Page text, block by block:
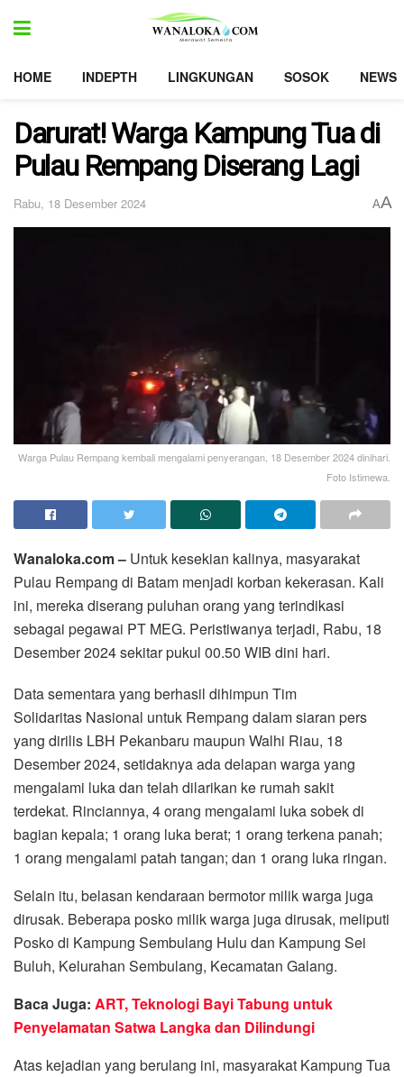
HOME INDEPTH LINGKUNGAN SOSOK NEWS
Darurat! Warga Kampung Tua di
Pulau Rempang Diserang Lagi
Rabu, 18 Desember 2024 AA
Warga Pulau Rempang kembali mengalami penyerangan, 18 Desember 2024 dinihari.
Foto Istimewa.
Wanaloka.com – Untuk kesekian kalinya, masyarakat
Pulau Rempang di Batam menjadi korban kekerasan. Kali
ini, mereka diserang puluhan orang yang terindikasi
sebagai pegawai PT MEG. Peristiwanya terjadi, Rabu, 18
Desember 2024 sekitar pukul 00.50 WIB dini hari.
Data sementara yang berhasil dihimpun Tim
Solidaritas Nasional untuk Rempang dalam siaran pers
yang dirilis LBH Pekanbaru maupun Walhi Riau, 18
Desember 2024, setidaknya ada delapan warga yang
mengalami luka dan telah dilarikan ke rumah sakit
terdekat. Rinciannya, 4 orang mengalami luka sobek di
bagian kepala; 1 orang luka berat; 1 orang terkena panah;
1 orang mengalami patah tangan; dan 1 orang luka ringan.
Selain itu, belasan kendaraan bermotor milik warga juga
dirusak. Beberapa posko milik warga juga dirusak, meliputi
Posko di Kampung Sembulang Hulu dan Kampung Sei
Buluh, Kelurahan Sembulang, Kecamatan Galang.
Baca Juga: ART, Teknologi Bayi Tabung untuk
Penyelamatan Satwa Langka dan Dilindungi
Atas kejadian yang berulang ini, masyarakat Kampung Tua